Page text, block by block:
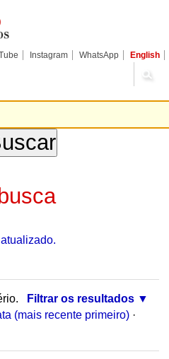
Instagram WhatsApp English
Filtrar os resultados
(mais recente primeiro) ·